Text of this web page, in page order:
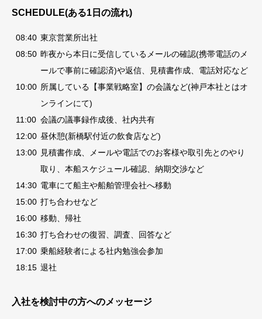
SCHEDULE(ある1日の流れ)
08:40 東京営業所出社
08:50 昨夜から本日に受信しているメールの確認(携帯電話のメ
ールで事前に確認済)や返信、見積書作成、電話対応など
10:00 所属している【事業戦略室】の会議など(神戸本社とはオ
ンラインにて)
11:00 会議の議事録作成後、社内共有
12:00 昼休憩(新橋駅付近の飲食店など)
13:00 見積書作成、メールや電話でのお客様や取引先とのやり
取り、本船スケジュール確認、納期交渉など
14:30 電車にて船主や船舶管理会社へ移動
15:00 打ち合わせなど
16:00 移動、帰社
16:30 打ち合わせの復習、調査、回答など
17:00 乗船経験者による社内勉強会参加
18:15 退社
入社を検討中の方へのメッセージ